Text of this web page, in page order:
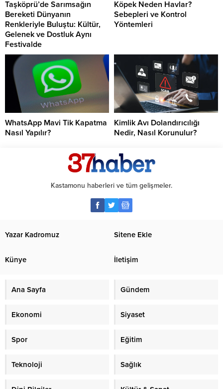
Taşköprü’de Sarımsağın
Bereketi Dünyanın
Renkleriyle Buluştu: Kültür,
Gelenek ve Dostluk Aynı
Festivalde
Köpek Neden Havlar?
Sebepleri ve Kontrol
Yöntemleri
WhatsApp Mavi Tik Kapatma
Nasıl Yapılır?
Kimlik Avı Dolandırıcılığı
Nedir, Nasıl Korunulur?
Kastamonu haberleri ve tüm gelişmeler.
Yazar Kadromuz Sitene Ekle
Künye İletişim
Ana Sayfa Gündem
Ekonomi Siyaset
Spor Eğitim
Teknoloji Sağlık